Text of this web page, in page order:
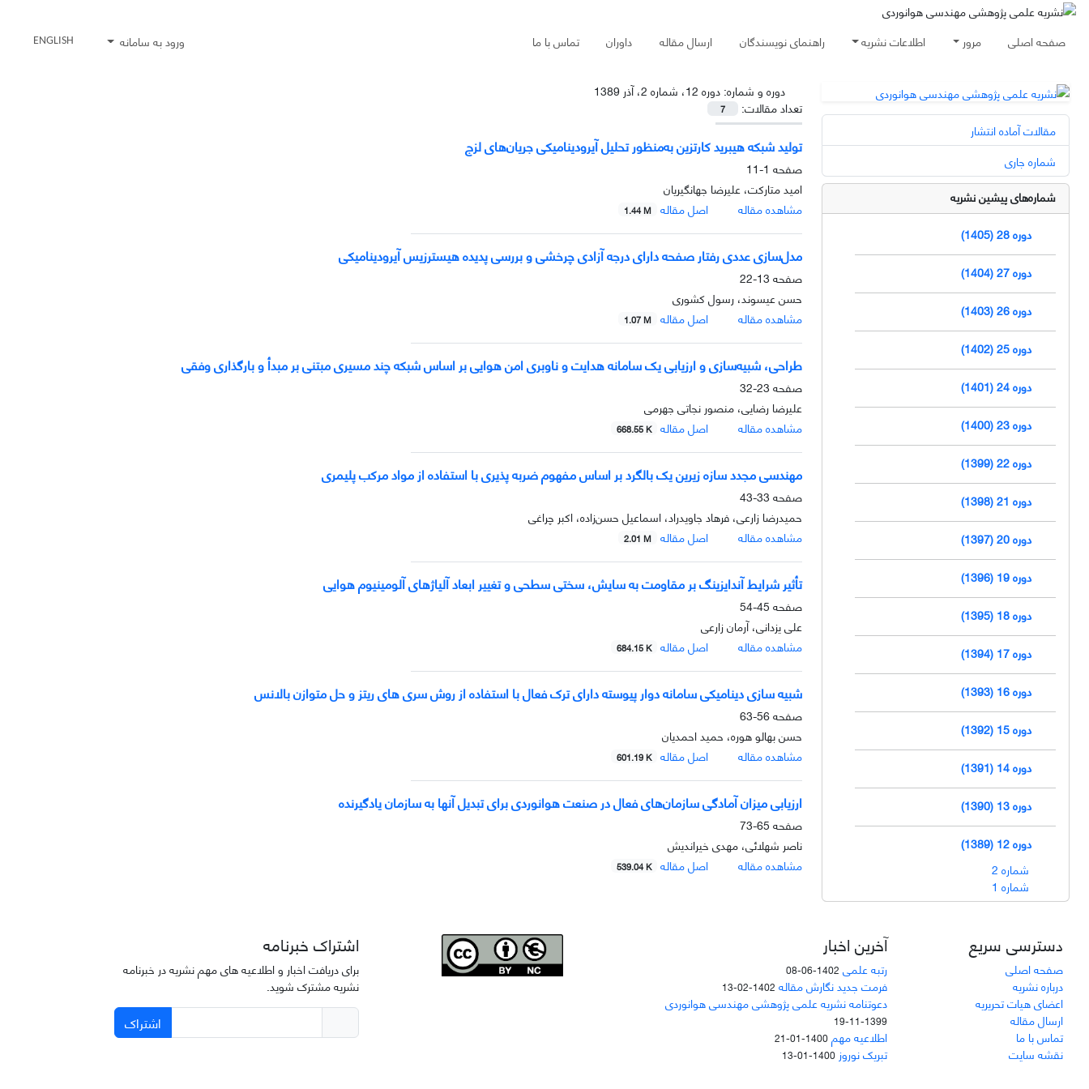
صفحه اصلی مرور اطلاعات نشریه راهنمای نویسندگان ارسال مقاله داوران تماس با ما ورود به سامانه ENGLISH
دوره و شماره:دوره 12، شماره 2، آذر 1389
تعداد مقالات:
7
تولید شبکه هیبرید کارتزین به‌منظور تحلیل آیرودینامیکی جریان‌های لزج
صفحه 1-11
امید متارکت، علیرضا جهانگیریان
مشاهده مقاله
اصل مقاله 1.44 M
مدل‌سازی عددی رفتار صفحه دارای درجه آزادی چرخشی و بررسی پدیده هیسترزیس آیرودینامیکی
صفحه 13-22
حسن عیسوند، رسول کشوری
مشاهده مقاله
اصل مقاله 1.07 M
طراحی، شبیه‌سازی و ارزیابی یک سامانه هدایت و ناوبری امن هوایی بر اساس شبکه چند مسیری مبتنی بر مبدأ و بارگذاری وفقی
صفحه 23-32
علیرضا رضایی، منصور نجاتی جهرمی
مشاهده مقاله
اصل مقاله 668.55 K
مهندسی مجدد سازه زیرین یک بالگرد بر اساس مفهوم ضربه­ پذیری با استفاده از مواد مرکب پلیمری
صفحه 33-43
حمیدرضا زارعی، فرهاد جاویدراد، اسماعیل حسن‌زاده، اکبر چراغی
مشاهده مقاله
اصل مقاله 2.01 M
تأثیر شرایط آندایزینگ بر مقاومت به سایش، سختی سطحی و تغییر ابعاد آلیاژهای آلومینیوم هوایی
صفحه 45-54
علی یزدانی، آرمان زارعی
مشاهده مقاله
اصل مقاله 684.15 K
شبیه سازی دینامیکی سامانه دوار پیوسته دارای ترک فعال با استفاده از روش سری های ریتز و حل متوازن بالانس
صفحه56-63
حسن بهالو هوره، حمید احمدیان
مشاهده مقاله
اصل مقاله 601.19 K
ارزیابی میزان آمادگی سازمان‌های فعال در صنعت هوانوردی برای تبدیل آنها به سازمان یادگیرنده
صفحه 65-73
ناصر شهلائی، مهدی خیراندیش
مشاهده مقاله
اصل مقاله 539.04 K
مقالات آماده انتشار
شماره جاری
شماره‌های پیشین نشریه
دوره 28 (1405)
دوره 27 (1404)
دوره 26 (1403)
دوره 25 (1402)
دوره 24 (1401)
دوره 23 (1400)
دوره 22 (1399)
دوره 21 (1398)
دوره 20 (1397)
دوره 19 (1396)
دوره 18 (1395)
دوره 17 (1394)
دوره 16 (1393)
دوره 15 (1392)
دوره 14 (1391)
دوره 13 (1390)
دوره 12 (1389)
شماره 2
شماره 1
دسترسی سریع
صفحه اصلی
درباره نشریه
اعضای هیات تحریریه
ارسال مقاله
تماس با ما
نقشه سایت
آخرین اخبار
رتبه علمی 1402-06-08
فرمت جدید نگارش مقاله 1402-02-13
دعوتنامه نشریه علمی پژوهشی مهندسی هوانوردی
1399-11-19
اطلاعیه مهم1400-01-21
تبریک نوروز 1400-01-13
اشتراک خبرنامه
برای دریافت اخبار و اطلاعیه های مهم نشریه در خبرنامه
نشریه مشترک شوید.
اشتراک